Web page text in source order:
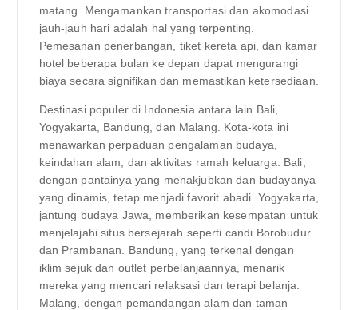
matang. Mengamankan transportasi dan akomodasi
jauh-jauh hari adalah hal yang terpenting.
Pemesanan penerbangan, tiket kereta api, dan kamar
hotel beberapa bulan ke depan dapat mengurangi
biaya secara signifikan dan memastikan ketersediaan.
Destinasi populer di Indonesia antara lain Bali,
Yogyakarta, Bandung, dan Malang. Kota-kota ini
menawarkan perpaduan pengalaman budaya,
keindahan alam, dan aktivitas ramah keluarga. Bali,
dengan pantainya yang menakjubkan dan budayanya
yang dinamis, tetap menjadi favorit abadi. Yogyakarta,
jantung budaya Jawa, memberikan kesempatan untuk
menjelajahi situs bersejarah seperti candi Borobudur
dan Prambanan. Bandung, yang terkenal dengan
iklim sejuk dan outlet perbelanjaannya, menarik
mereka yang mencari relaksasi dan terapi belanja.
Malang, dengan pemandangan alam dan taman